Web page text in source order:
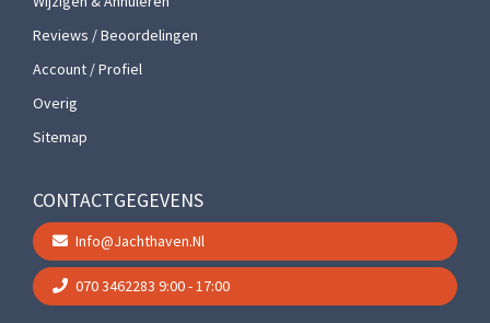
Reviews / Beoordelingen
Account / Profiel
Overig
Sitemap
CONTACTGEGEVENS
Info@jachthaven.nl
070 3462283 9:00 - 17:00